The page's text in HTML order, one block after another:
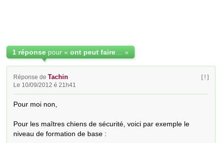
1 réponse pour « »
Réponse deTachin
Le 10/09/2012 é 21h41
[ ! ]
Pour moi non,
Pour les maîtres chiens de sécurité, voici par exemple le
niveau de formation de base :